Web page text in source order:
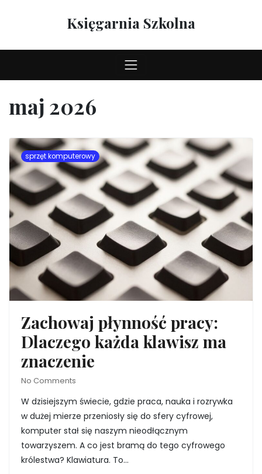
Księgarnia Szkolna
maj 2026
sprzęt komputerowy
Zachowaj płynność pracy:
Dlaczego każda klawisz ma
znaczenie
No Comments
W dzisiejszym świecie, gdzie praca, nauka i rozrywka
w dużej mierze przeniosły się do sfery cyfrowej,
komputer stał się naszym nieodłącznym
towarzyszem. A co jest bramą do tego cyfrowego
królestwa? Klawiatura. To…